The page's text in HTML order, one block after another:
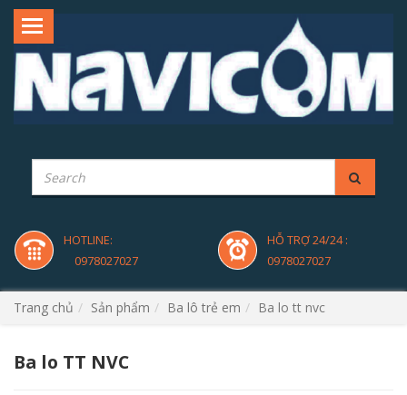
HOTLINE:
0978027027
HỖ TRỢ 24/24 :
0978027027
Trang chủ Sản phẩm Ba lô trẻ em Ba lo tt nvc
Ba lo TT NVC